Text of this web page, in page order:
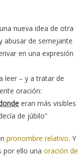
nueva idea de otra
abusar de semejante
en una expresión
leer – y a tratar de
oración:
eran más visibles
de júbilo”
pronombre relativo. Y
por ello una oración de